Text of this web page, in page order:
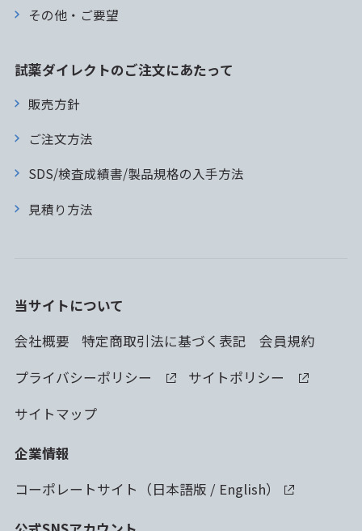
その他・ご要望
試薬ダイレクトのご注文にあたって
販売方針
ご注文方法
SDS/検査成績書/製品規格の入手方法
見積り方法
当サイトについて
会社概要
特定商取引法に基づく表記
会員規約
プライバシーポリシー
サイトポリシー
サイトマップ
企業情報
コーポレートサイト（日本語版 / English）